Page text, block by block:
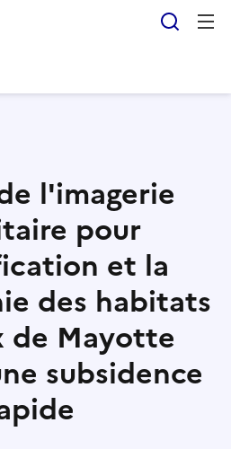
l'imagerie
pour
et la
des habitats
de Mayotte
subsidence